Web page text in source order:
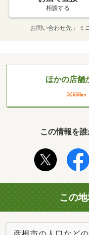
相談する
お問い合わせ先 ミ
ほかの店舗
この情報を
この